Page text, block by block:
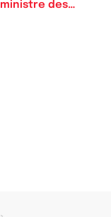
ministre des